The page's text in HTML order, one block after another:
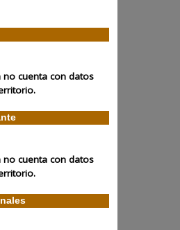
no cuenta con datos
no cuenta con datos